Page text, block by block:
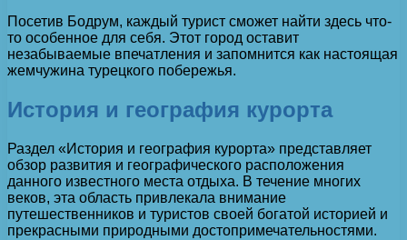
Посетив Бодрум, каждый турист сможет найти здесь что-
то особенное для себя. Этот город оставит
незабываемые впечатления и запомнится как настоящая
жемчужина турецкого побережья.
История и география курорта
Раздел «История и география курорта» представляет
обзор развития и географического расположения
данного известного места отдыха. В течение многих
веков, эта область привлекала внимание
путешественников и туристов своей богатой историей и
прекрасными природными достопримечательностями.